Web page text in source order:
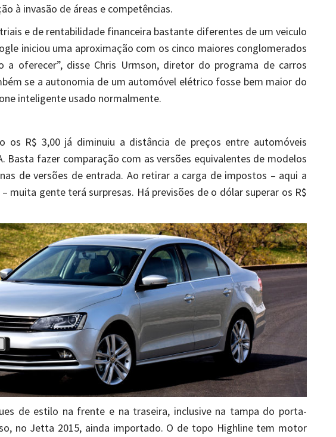
à invasão de áreas e competências.
e de rentabilidade financeira bastante diferentes de um veiculo
iniciou uma aproximação com os cinco maiores conglomerados
a oferecer”, disse Chris Urmson, diretor do programa de carros
se a autonomia de um automóvel elétrico fosse bem maior do
inteligente usado normalmente.
os R$ 3,00 já diminuiu a distância de preços entre automóveis
Basta fazer comparação com as versões equivalentes de modelos
de versões de entrada. Ao retirar a carga de impostos – aqui a
muita gente terá surpresas. Há previsões de o dólar superar os R$
de estilo na frente e na traseira, inclusive na tampa do porta-
no Jetta 2015, ainda importado. O de topo Highline tem motor